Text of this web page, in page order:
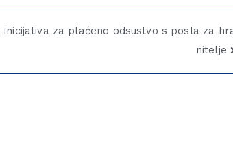
inicijativa za plaćeno odsustvo s posla za
nitelje